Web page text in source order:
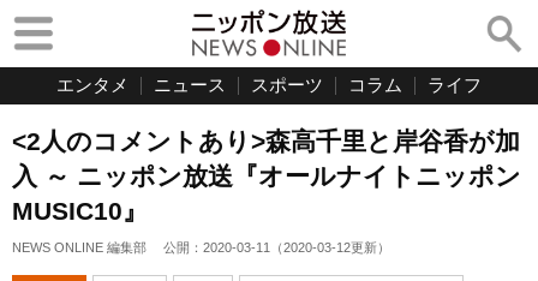
エンタメ ニュース スポーツ コラム ライフ
<2人のコメントあり>森高千里と岸谷香が加
入 ～ ニッポン放送『オールナイトニッポン
MUSIC10』
NEWS ONLINE 編集部 公開： 2020-03-11 （2020-03-12更新）